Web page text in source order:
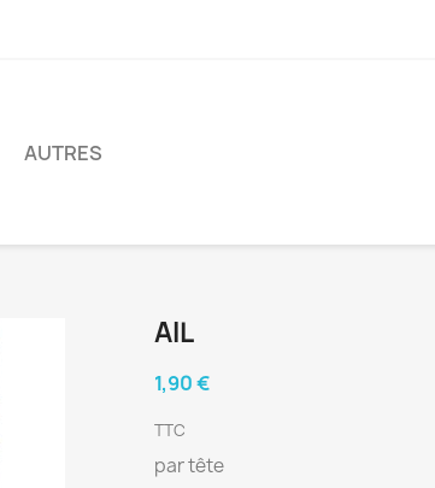
AUTRES
AIL
1,90 €
TTC
par tête